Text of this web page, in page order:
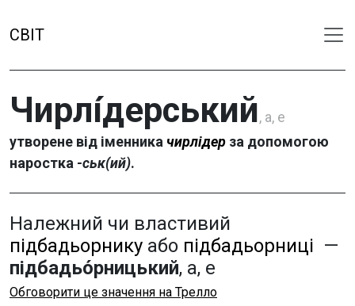
СВІТ
Чирлі́дерський, а, е
утворене від іменника чирлідер за допомогою
наростка -ськ(ий).
Належний чи властивий
підбадьорнику або підбадьорниці —
підбадьо́рницький, а, е
Обговорити це значення на Трелло